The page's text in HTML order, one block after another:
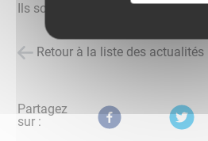
Ils sont ouverts de 8h à 18h.
Retour à la liste des actualités
Partagez
sur :